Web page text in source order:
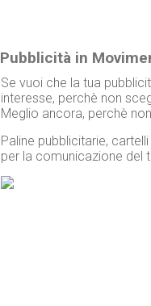
Pubblicità in
Se vuoi che la tua
interesse, perchè non
Meglio ancora, perchè
Paline pubblicitarie,
per la comunicazione del